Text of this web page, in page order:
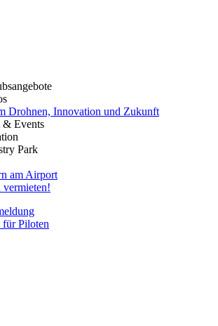
Drohnen, Innovation und Zukunft
& Events
Park
am Airport
vermieten!
Piloten